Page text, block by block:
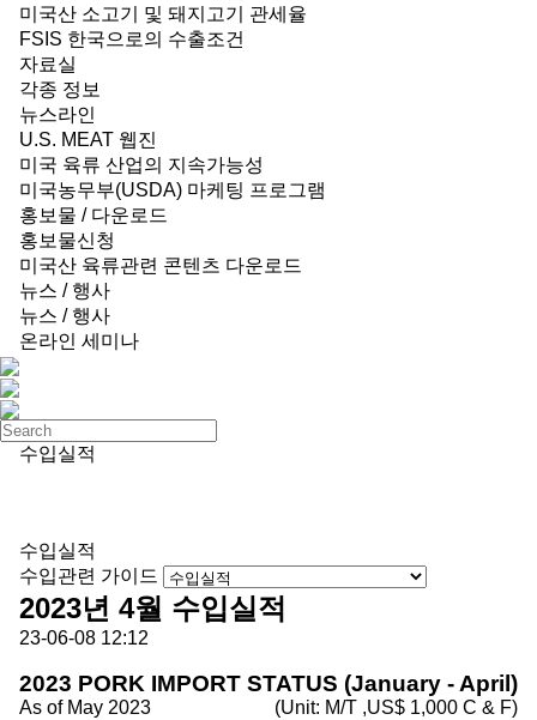
미국산 소고기 및 돼지고기 관세율
FSIS 한국으로의 수출조건
자료실
각종 정보
뉴스라인
U.S. MEAT 웹진
미국 육류 산업의 지속가능성
미국농무부(USDA) 마케팅 프로그램
홍보물 / 다운로드
홍보물신청
미국산 육류관련 콘텐츠 다운로드
뉴스 / 행사
뉴스 / 행사
온라인 세미나
수입실적
수입실적
수입관련 가이드
2023년 4월 수입실적
23-06-08 12:12
2023 PORK IMPORT STATUS (January - April)
As of May 2023 (Unit: M/T ,US$ 1,000 C & F)